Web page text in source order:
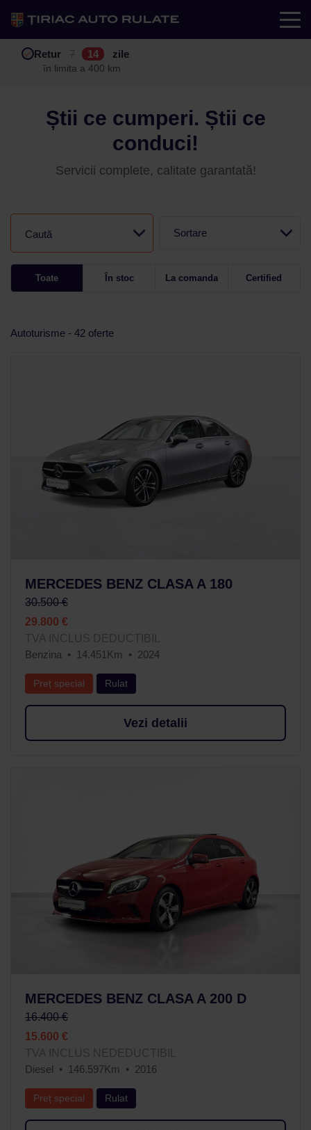
Test drive
Retur 14 zile
în limita a 400 km
Garanție 12 24
în limita a 25.000 km
Buy back
Știi ce cumperi. Știi ce
conduci!
Servicii complete, calitate garantată!
Caută Sortare
Toate În stoc La comanda Certified
Autoturisme - 42 oferte
MERCEDES BENZ CLASA A 180
30.500 €
29.800 €
TVA INCLUS DEDUCTIBIL
Benzina
14.451Km 2024
Preț special Rulat
Vezi detalii
MERCEDES BENZ CLASA A 200 D
16.400 €
15.600 €
TVA INCLUS NEDEDUCTIBIL
Diesel
146.597Km 2016
Preț special Rulat